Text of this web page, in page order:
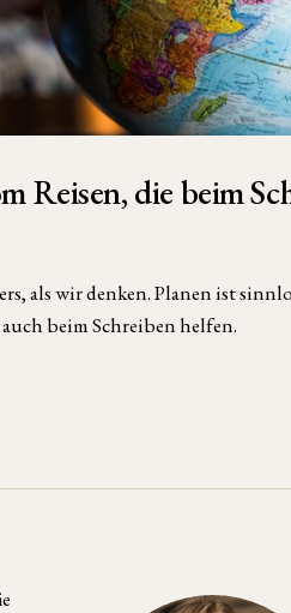
Reisen, die beim
als wir denken. Planen ist
beim Schreiben helfen.